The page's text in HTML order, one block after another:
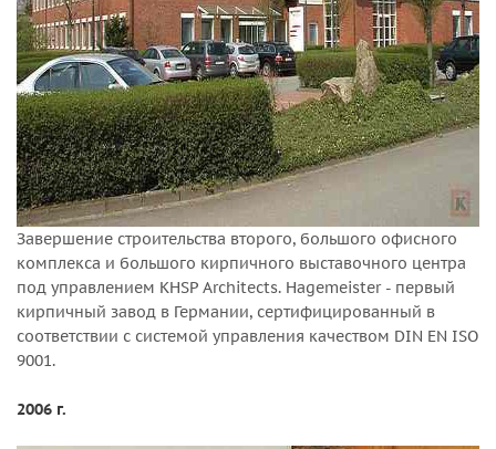
Завершение строительства второго, большого офисного
комплекса и большого кирпичного выставочного центра
под управлением KHSP Architects. Hagemeister - первый
кирпичный завод в Германии, сертифицированный в
соответствии с системой управления качеством DIN EN ISO
9001.
2006 г.